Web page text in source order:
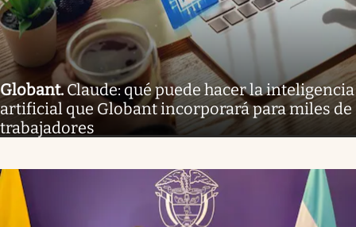
Globant.Claude: qué puede hacer la inteligencia
artificial que Globant incorporará para miles de
trabajadores